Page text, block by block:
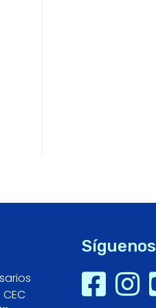
Síguenos